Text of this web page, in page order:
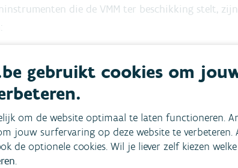
die de VMM ter beschikking stelt,
en lijnbemaling
gebruikt cookies om
om de website optimaal te laten functioneren.
jouw surfervaring op deze website te verbeteren.
de optionele cookies. Wil je liever zelf kiezen
.